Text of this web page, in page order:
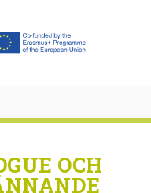
OCH